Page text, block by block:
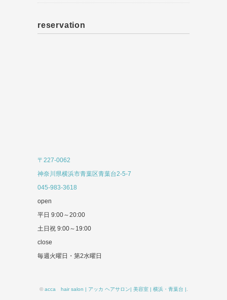
reservation
〒227-0062
神奈川県横浜市青葉区青葉台2-5-7
045-983-3618
open
平日 9:00～20:00
土日祝 9:00～19:00
close
毎週火曜日・第2水曜日
© acca hair salon | アッカ ヘアサロン| 美容室 | 横浜・青葉台 |